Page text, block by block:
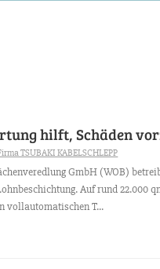
hilft, Schäden
TSUBAKI KABELSCHLEPP
GmbH (WOB)
Auf rund 22.000
vollautomatischen T...